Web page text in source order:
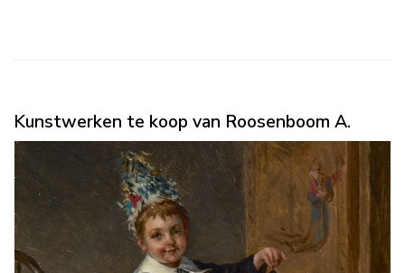
Kunstwerken te koop van Roosenboom A.